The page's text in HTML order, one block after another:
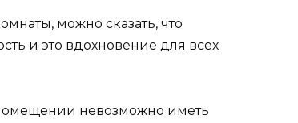
можно сказать, что
и это вдохновение для всех
невозможно иметь